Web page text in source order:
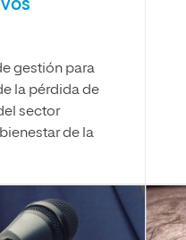
gestión para
la pérdida de
sector
de la